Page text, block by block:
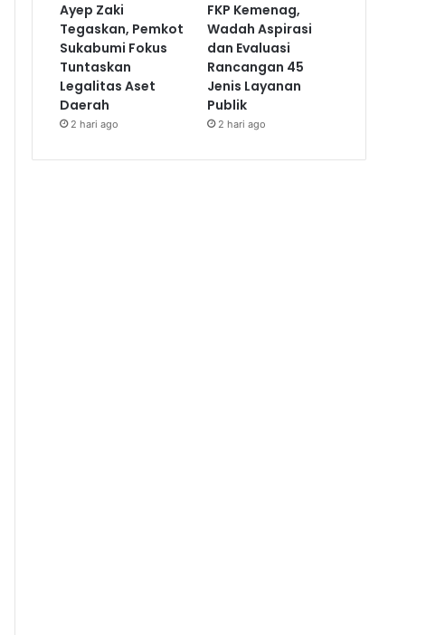
Ayep Zaki
Tegaskan, Pemkot
Sukabumi Fokus
Tuntaskan
Legalitas Aset
Daerah
2 hari ago
FKP Kemenag,
Wadah Aspirasi
dan Evaluasi
Rancangan 45
Jenis Layanan
Publik
2 hari ago